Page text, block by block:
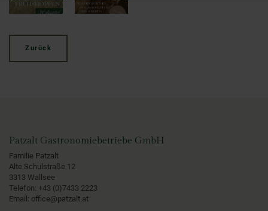
Zurück
Patzalt Gastronomiebetriebe GmbH
Familie Patzalt
Alte Schulstraße 12
3313 Wallsee
Telefon: +43 (0)7433 2223
Email: office@patzalt.at